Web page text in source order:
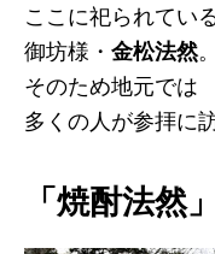
ここに祀られてい
御坊様・ 金松法然。
そのため地元では
多くの人が参拝に
「焼酎法然